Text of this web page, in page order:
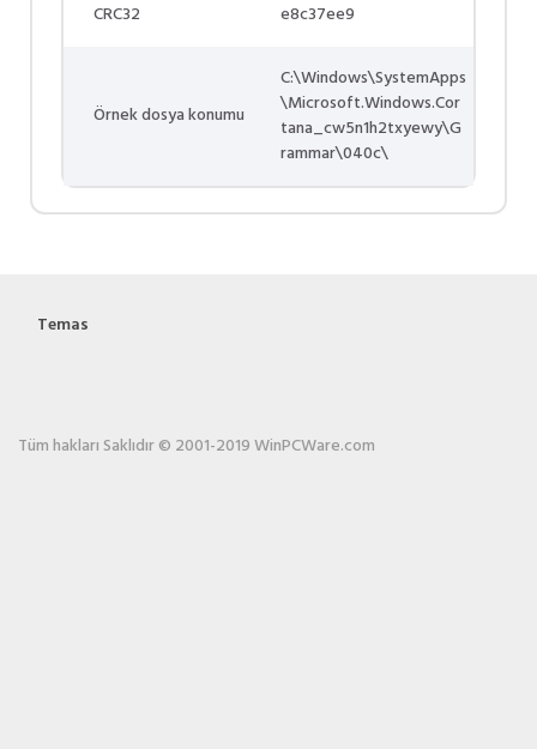
CRC32 e8c37ee9
Örnek dosya konumu
C:\Windows\SystemApps
\Microsoft.Windows.Cor
tana_cw5n1h2txyewy\G
rammar\040c\
Temas
Tüm hakları Saklıdır © 2001-2019 WinPCWare.com